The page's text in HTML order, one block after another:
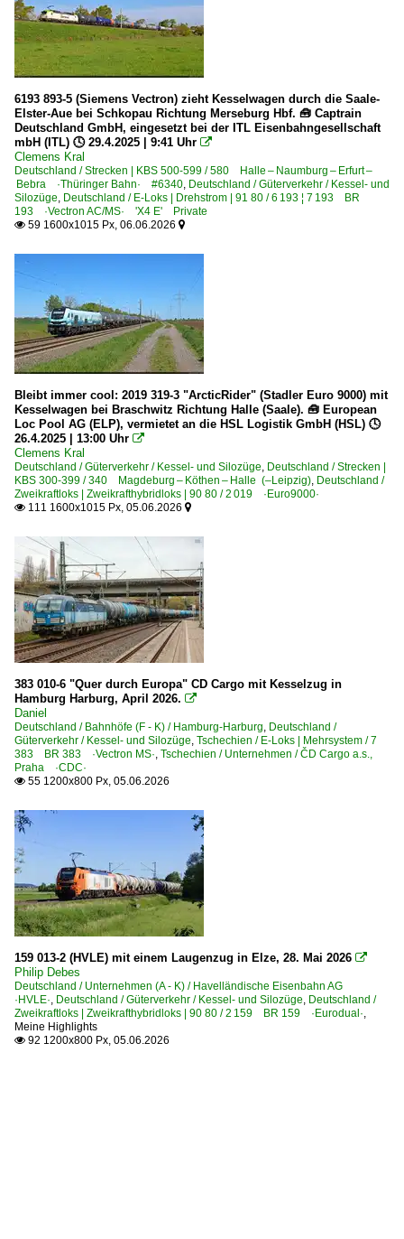
6193 893-5 (Siemens Vectron) zieht Kesselwagen durch die Saale-
Elster-Aue bei Schkopau Richtung Merseburg Hbf. 🧰 Captrain
Deutschland GmbH, eingesetzt bei der ITL Eisenbahngesellschaft
mbH (ITL) 🕓 29.4.2025 | 9:41 Uhr 
Clemens Kral
Deutschland / Strecken | KBS 500-599 / 580 Halle – Naumburg – Erfurt –
Bebra ·Thüringer Bahn· #6340, Deutschland / Güterverkehr / Kessel- und
Silozüge, Deutschland / E-Loks | Drehstrom | 91 80 / 6 193 ¦ 7 193 BR
193 ·Vectron AC/MS· 'X4 E' Private
 59 1600x1015 Px, 06.06.2026 
Bleibt immer cool: 2019 319-3 "ArcticRider" (Stadler Euro 9000) mit
Kesselwagen bei Braschwitz Richtung Halle (Saale). 🧰 European
Loc Pool AG (ELP), vermietet an die HSL Logistik GmbH (HSL) 🕓
26.4.2025 | 13:00 Uhr 
Clemens Kral
Deutschland / Güterverkehr / Kessel- und Silozüge, Deutschland / Strecken |
KBS 300-399 / 340 Magdeburg – Köthen – Halle (–Leipzig), Deutschland /
Zweikraftloks | Zweikrafthybridloks | 90 80 / 2 019 ·Euro9000·
 111 1600x1015 Px, 05.06.2026 
383 010-6 "Quer durch Europa" CD Cargo mit Kesselzug in
Hamburg Harburg, April 2026. 
Daniel
Deutschland / Bahnhöfe (F - K) / Hamburg-Harburg, Deutschland /
Güterverkehr / Kessel- und Silozüge, Tschechien / E-Loks | Mehrsystem / 7
383 BR 383 ·Vectron MS·, Tschechien / Unternehmen / ČD Cargo a.s.,
Praha ·CDC·
 55 1200x800 Px, 05.06.2026
159 013-2 (HVLE) mit einem Laugenzug in Elze, 28. Mai 2026 
Philip Debes
Deutschland / Unternehmen (A - K) / Havelländische Eisenbahn AG
·HVLE·, Deutschland / Güterverkehr / Kessel- und Silozüge, Deutschland /
Zweikraftloks | Zweikrafthybridloks | 90 80 / 2 159 BR 159 ·Eurodual·,
Meine Highlights
 92 1200x800 Px, 05.06.2026